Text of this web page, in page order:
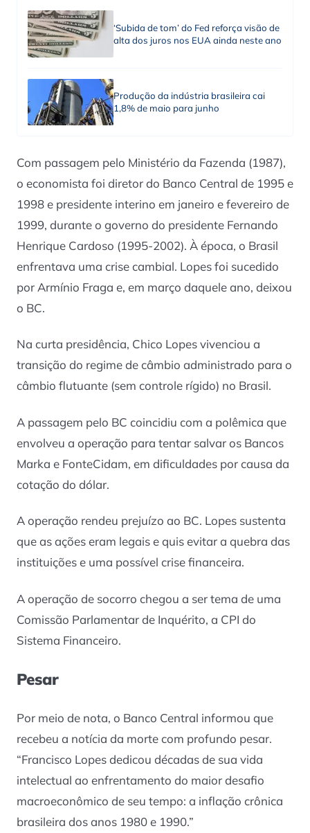
‘Subida de tom’ do Fed reforça visão de
alta dos juros nos EUA ainda neste ano
Produção da indústria brasileira cai
1,8% de maio para junho
Com passagem pelo Ministério da Fazenda (1987),
o economista foi diretor do Banco Central de 1995 e
1998 e presidente interino em janeiro e fevereiro de
1999, durante o governo do presidente Fernando
Henrique Cardoso (1995-2002). À época, o Brasil
enfrentava uma crise cambial. Lopes foi sucedido
por Armínio Fraga e, em março daquele ano, deixou
o BC.
Na curta presidência, Chico Lopes vivenciou a
transição do regime de câmbio administrado para o
câmbio flutuante (sem controle rígido) no Brasil.
A passagem pelo BC coincidiu com a polêmica que
envolveu a operação para tentar salvar os Bancos
Marka e FonteCidam, em dificuldades por causa da
cotação do dólar.
A operação rendeu prejuízo ao BC. Lopes sustenta
que as ações eram legais e quis evitar a quebra das
instituições e uma possível crise financeira.
A operação de socorro chegou a ser tema de uma
Comissão Parlamentar de Inquérito, a CPI do
Sistema Financeiro.
Pesar
Por meio de nota, o Banco Central informou que
recebeu a notícia da morte com profundo pesar.
“Francisco Lopes dedicou décadas de sua vida
intelectual ao enfrentamento do maior desafio
macroeconômico de seu tempo: a inflação crônica
brasileira dos anos 1980 e 1990.”